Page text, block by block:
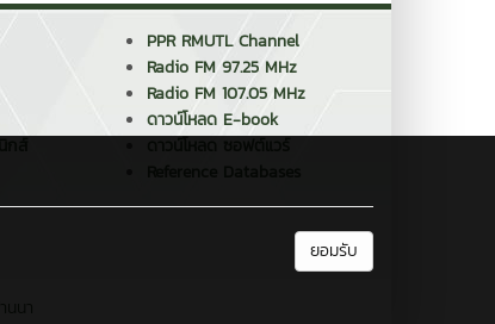
PPR RMUTL Channel
Radio FM 97.25 MHz
Radio FM 107.05 MHz
ดาวน์โหลด E-book
ยอมรับ